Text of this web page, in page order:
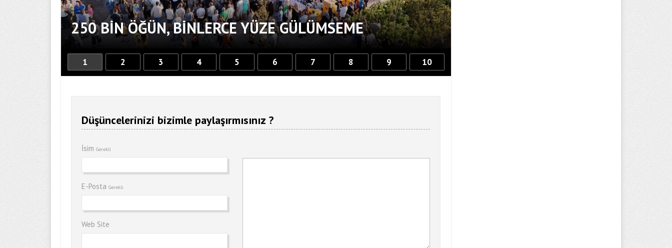
250 BİN ÖĞÜN, BİNLERCE YÜZE GÜLÜMSEME
BAŞKAN MÜGE YILDIZ TOPAK:
HİÇBİR HEMŞERİMİZİ YALNIZ
1 2 3 4 5 6 7 8 9 10
Düşüncelerinizi bizimle paylaşırmısınız ?
İsim Gerekli
E-Posta Gerekli
Web Site